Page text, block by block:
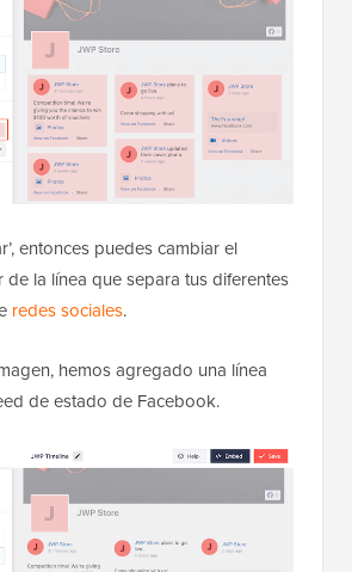
entonces puedes cambiar el
la línea que separa tus diferentes
redes sociales.
hemos agregado una línea
de estado de Facebook.